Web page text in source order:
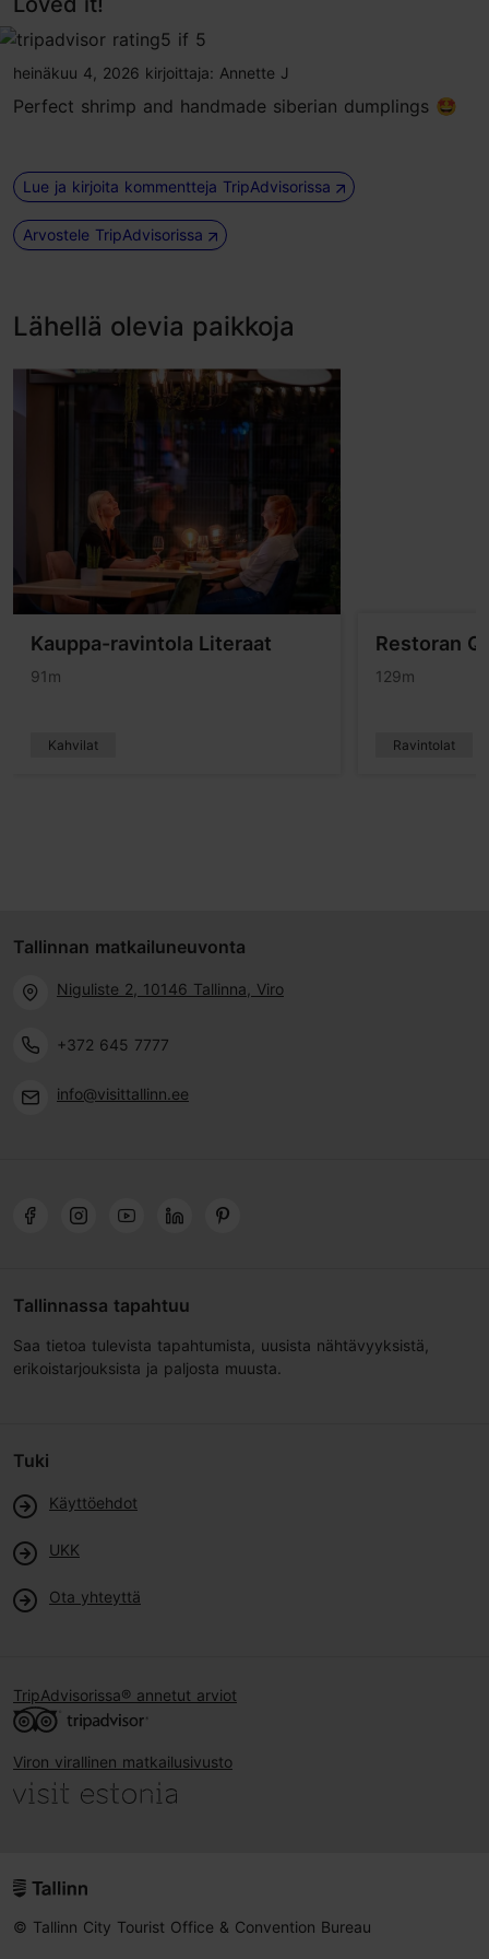
tripadvisor rating 5 of 5
heinäkuu 4, 2026 kirjoittaja: Annette J
Perfect shrimp and handmade siberian dumplings 🤩
Lue ja kirjoita kommentteja TripAdvisorissa
Arvostele TripAdvisorissa
Lähellä olevia paikkoja
Kauppa-ravintola Literaat
91m
Kahvilat
Restoran Q
129m
Ravintolat
Tallinnan matkailuneuvonta
Niguliste 2, 10146 Tallinna, Viro
+372 645 7777
info@visittallinn.ee
Tallinnassa tapahtuu
Saa tietoa tulevista tapahtumista, uusista nähtävyyksistä,
erikoistarjouksista ja paljosta muusta.
Tuki
Käyttöehdot
UKK
Ota yhteyttä
TripAdvisorissa® annetut arviot
Viron virallinen matkailusivusto
© Tallinn City Tourist Office & Convention Bureau